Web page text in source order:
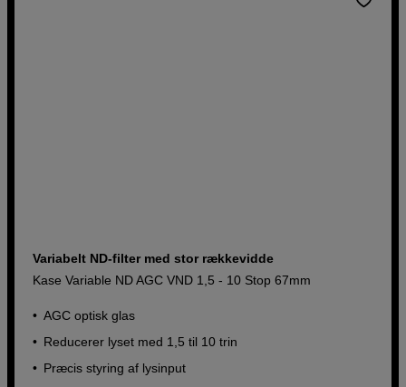
Variabelt ND-filter med stor rækkevidde
Kase Variable ND AGC VND 1,5 - 10 Stop 67mm
AGC optisk glas
Reducerer lyset med 1,5 til 10 trin
Præcis styring af lysinput